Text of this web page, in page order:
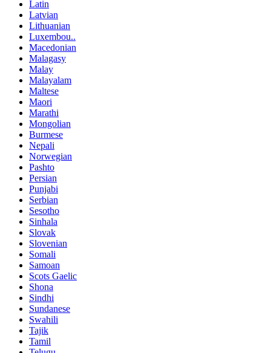
Latin
Latvian
Lithuanian
Luxembou..
Macedonian
Malagasy
Malay
Malayalam
Maltese
Maori
Marathi
Mongolian
Burmese
Nepali
Norwegian
Pashto
Persian
Punjabi
Serbian
Sesotho
Sinhala
Slovak
Slovenian
Somali
Samoan
Scots Gaelic
Shona
Sindhi
Sundanese
Swahili
Tajik
Tamil